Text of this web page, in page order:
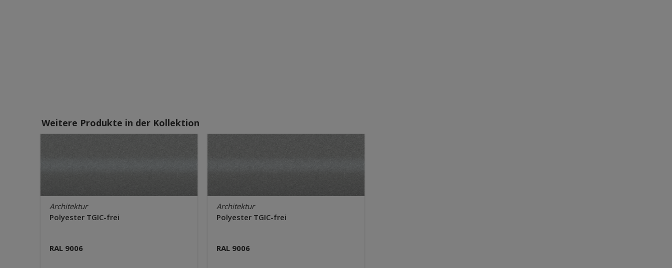
Weitere Produkte in der Kollektion
Architektur
Polyester TGIC-frei
RAL 9006
Architektur
Polyester TGIC-frei
RAL 9006